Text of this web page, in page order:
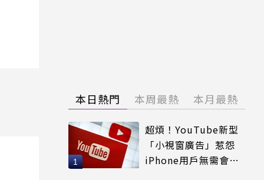
本日熱門 本周最熱 本月最熱
超煩！YouTube新型
「小視窗廣告」惹怨
iPhone用戶無需會員